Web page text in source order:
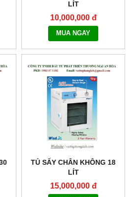
LÍT
MODEL:THERMOSTABLE
OV-70
10,000,000 đ
MUA NGAY
TỦ SẤY CHÂN KHÔNG 18
LÍT
MODEL:THERMOSTABLE
OV-20
15,000,000 đ